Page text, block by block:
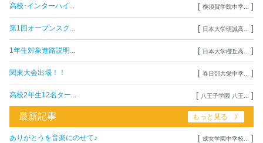
高校･インターハイ... [ 横須賀学院中学... ]
第1回オープンスク... [ 日本大学明誠高... ]
1年生対象進路説明... [ 日本大学櫻丘高... ]
関東大会出場！！ [ 春日部共栄中学... ]
高校2年生12名ター... [ 八王子学園 八王... ]
最新記事 もっと見る
ありがとうを音楽にのせて♪ [ 成女学園中学校... ]